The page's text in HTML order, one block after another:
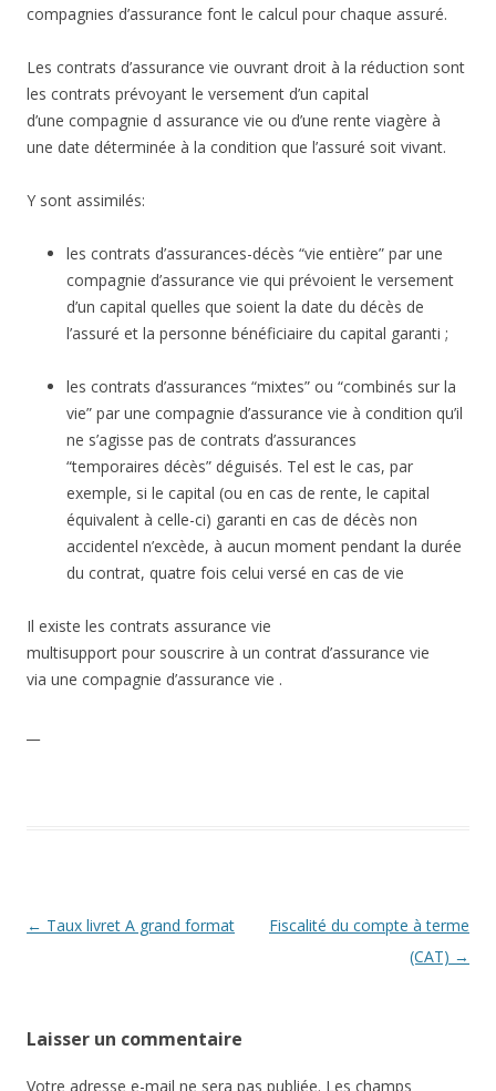
compagnies d’assurance font le calcul pour chaque assuré.
Les contrats d’assurance vie ouvrant droit à la réduction sont
les contrats prévoyant le versement d’un capital
d’une compagnie d assurance vie ou d’une rente viagère à
une date déterminée à la condition que l’assuré soit vivant.
Y sont assimilés:
les contrats d’assurances-décès “vie entière” par une
compagnie d’assurance vie qui prévoient le versement
d’un capital quelles que soient la date du décès de
l’assuré et la personne bénéficiaire du capital garanti ;
les contrats d’assurances “mixtes” ou “combinés sur la
vie” par une compagnie d’assurance vie à condition qu’il
ne s’agisse pas de contrats d’assurances
“temporaires décès” déguisés. Tel est le cas, par
exemple, si le capital (ou en cas de rente, le capital
équivalent à celle-ci) garanti en cas de décès non
accidentel n’excède, à aucun moment pendant la durée
du contrat, quatre fois celui versé en cas de vie
Il existe les contrats assurance vie
multisupport pour souscrire à un contrat d’assurance vie
via une compagnie d’assurance vie .
Navigation
← Taux livret A grand format
Fiscalité du compte à terme
(CAT) →
Laisser un commentaire
Votre adresse e-mail ne sera pas publiée. Les champs